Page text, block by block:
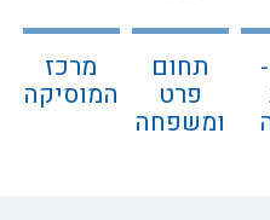
העיר
דבר
המנכ"ל
תחום
פרט
ומשפחה
מרכז
המוסיקה